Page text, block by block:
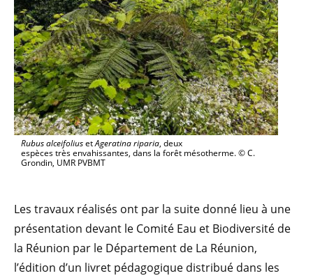
Rubus alceifoliusetAgeratina riparia, deux
espèces très envahissantes, dans la forêt mésotherme. © C.
Grondin, UMR PVBMT
Les travaux réalisés ont par la suite donné lieu à une
présentation devant le Comité Eau et Biodiversité de
la Réunion par le Département de La Réunion,
l’édition d’un livret pédagogique distribué dans les